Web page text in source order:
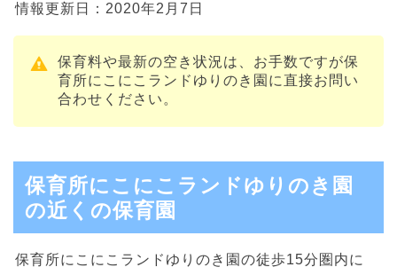
情報更新日：2020年2月7日
保育料や最新の空き状況は、お手数ですが保
育所にこにこランドゆりのき園に直接お問い
合わせください。
保育所にこにこランドゆりのき園
の近くの保育園
保育所にこにこランドゆりのき園の徒歩15分圏内に